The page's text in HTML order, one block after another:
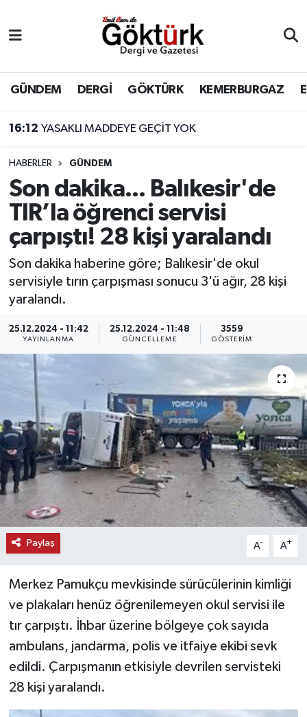
GÜNDEM DERGİ GÖKTÜRK KEMERBURGAZ
16:12 YASAKLI MADDEYE GEÇİT YOK
HABERLER GÜNDEM
Son dakika... Balıkesir'de
TIR’la öğrenci servisi
çarpıştı! 28 kişi yaralandı
Son dakika haberine göre; Balıkesir'de okul
servisiyle tırın çarpışması sonucu 3'ü ağır, 28 kişi
yaralandı.
25.12.2024 - 11:42
YAYINLANMA
25.12.2024 - 11:48
GÜNCELLEME
3559
GÖSTERIM
Paylaş A- A+
Merkez Pamukçu mevkisinde sürücülerinin kimliği
ve plakaları henüz öğrenilemeyen okul servisi ile
tır çarpıştı. İhbar üzerine bölgeye çok sayıda
ambulans, jandarma, polis ve itfaiye ekibi sevk
edildi. Çarpışmanın etkisiyle devrilen servisteki
28 kişi yaralandı.
BİLİM
DERGİ
DÜNYA
EĞİTİM
EKONOMİ
GÖKTÜRK
GÜNDEM
KEMERBURGAZ
KÜLTÜR - SANAT
MAGAZİN
ÖZEL HABER
SAĞLIK
SPOR
TEKNOLOJİ
TİCARET
YAŞAM
Eyüpsultan Hava Durumu
Eyüpsultan Trafik Yoğunluk Haritası
Süper Lig Puan Durumu ve Fikstür
Tüm Manşetler
Son Dakika Haberleri
Haber Arşivi